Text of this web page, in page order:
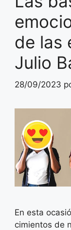
de las
Julio
28/09/2023
En esta
cimientos de